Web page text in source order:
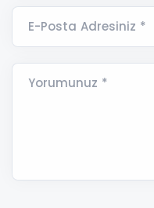
E-Posta Adresiniz *
Yorumunuz *